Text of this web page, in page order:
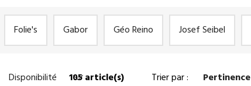
!
Folie's Gabor Géo Reino Josef Seibel
105 article(s) Trier par : Pertinence
Disponibilité